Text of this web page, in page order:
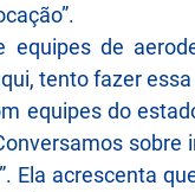
de
tento fazer
equipes do
sobre
acrescenta